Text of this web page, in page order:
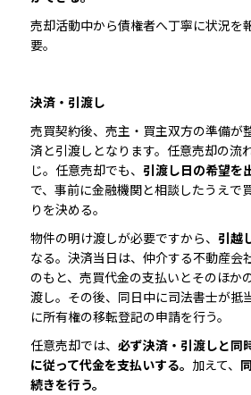
売却活動中から債権者へ丁寧に状況を
要。
決済・引渡し
売買契約後、売主・買主双方の準備が
済と引渡しとなります。任意売却の流
じ。任意売却でも、 引渡し日の希望を
で、事前に金融機関と相談したうえで
りを決める。
物件の明け渡しが必要ですから、 引越
なる。決済当日は、仲介する不動産会
のもと、売買代金の支払いとそのほか
渡し。その後、同日中に司法書士が抵
に所有権の移転登記の申請を行う。
任意売却では、 必ず決済・引渡しと同
に従って代金を支払いする。 加えて、
続きを行う。